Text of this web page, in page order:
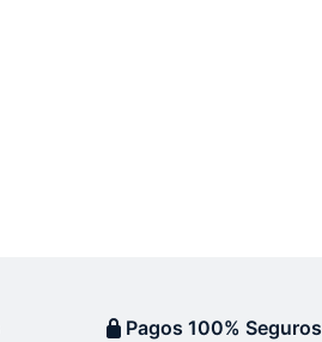
Pagos 100% Seguros